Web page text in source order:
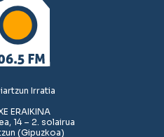
Irratia
ERAIKINA
14 – 2. solairua
(Gipuzkoa)